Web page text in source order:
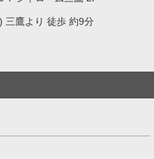
三鷹より 徒歩 約9分